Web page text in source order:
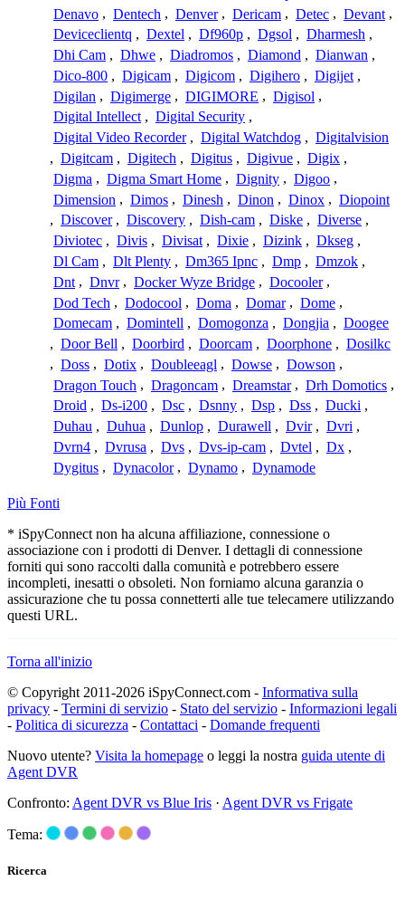
Denavo , Dentech , Denver , Dericam , Detec , Devant ,
Deviceclientq , Dextel , Df960p , Dgsol , Dharmesh ,
Dhi Cam , Dhwe , Diadromos , Diamond , Dianwan ,
Dico-800 , Digicam , Digicom , Digihero , Digijet ,
Digilan , Digimerge , DIGIMORE , Digisol ,
Digital Intellect , Digital Security ,
Digital Video Recorder , Digital Watchdog , Digitalvision
, Digitcam , Digitech , Digitus , Digivue , Digix ,
Digma , Digma Smart Home , Dignity , Digoo ,
Dimension , Dimos , Dinesh , Dinon , Dinox , Diopoint
, Discover , Discovery , Dish-cam , Diske , Diverse ,
Diviotec , Divis , Divisat , Dixie , Dizink , Dkseg ,
Dl Cam , Dlt Plenty , Dm365 Ipnc , Dmp , Dmzok ,
Dnt , Dnvr , Docker Wyze Bridge , Docooler ,
Dod Tech , Dodocool , Doma , Domar , Dome ,
Domecam , Domintell , Domogonza , Dongjia , Doogee
, Door Bell , Doorbird , Doorcam , Doorphone , Dosilkc
, Doss , Dotix , Doubleeagl , Dowse , Dowson ,
Dragon Touch , Dragoncam , Dreamstar , Drh Domotics ,
Droid , Ds-i200 , Dsc , Dsnny , Dsp , Dss , Ducki ,
Duhau , Duhua , Dunlop , Durawell , Dvir , Dvri ,
Dvrn4 , Dvrusa , Dvs , Dvs-ip-cam , Dvtel , Dx ,
Dygitus , Dynacolor , Dynamo , Dynamode
Più Fonti
* iSpyConnect non ha alcuna affiliazione, connessione o
associazione con i prodotti di Denver. I dettagli di connessione
forniti qui sono raccolti dalla comunità e potrebbero essere
incompleti, inesatti o obsoleti. Non forniamo alcuna garanzia o
assicurazione che tu possa connetterti alle tue telecamere utilizzando
questi URL.
Torna all'inizio
© Copyright 2011-2026 iSpyConnect.com - Informativa sulla
privacy - Termini di servizio - Stato del servizio - Informazioni legali
- Politica di sicurezza - Contattaci - Domande frequenti
Nuovo utente? Visita la homepage o leggi la nostra guida utente di
Agent DVR
Confronto: Agent DVR vs Blue Iris · Agent DVR vs Frigate
Tema:
Ricerca